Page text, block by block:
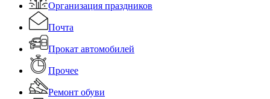
Организация праздников
Почта
Прокат автомобилей
Прочее
Ремонт обуви